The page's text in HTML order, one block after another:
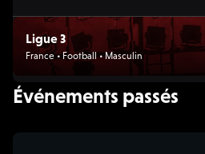
Ligue 3
France • Football • Masculin
Événements passés